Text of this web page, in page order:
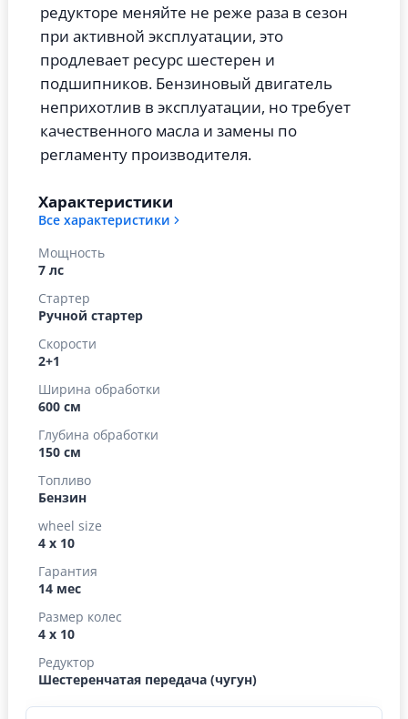
редукторе меняйте не реже раза в сезон
при активной эксплуатации, это
продлевает ресурс шестерен и
подшипников. Бензиновый двигатель
неприхотлив в эксплуатации, но требует
качественного масла и замены по
регламенту производителя.
Характеристики
Все характеристики
Мощность
7 лс
Стартер
Ручной стартер
Скорости
2+1
Ширина обработки
600 см
Глубина обработки
150 см
Топливо
Бензин
wheel size
4 х 10
Гарантия
14 мес
Размер колес
4 х 10
Редуктор
Шестеренчатая передача (чугун)